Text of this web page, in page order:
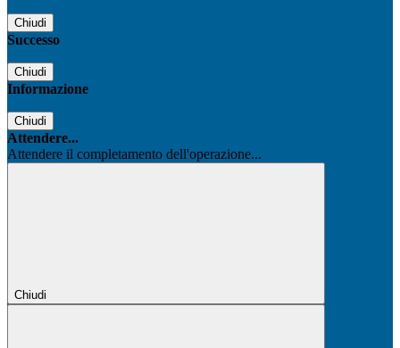
Chiudi
Successo
Chiudi
Informazione
Chiudi
Attendere...
Attendere il completamento dell'operazione...
Chiudi